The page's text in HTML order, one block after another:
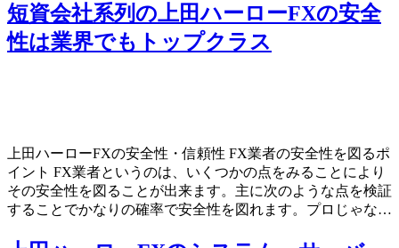
短資会社系列の上田ハーローFXの安全
性は業界でもトップクラス
上田ハーローFXの安全性・信頼性 FX業者の安全性を図るポ
イント FX業者というのは、いくつかの点をみることにより
その安全性を図ることが出来ます。主に次のような点を検証
することでかなりの確率で安全性を図れます。プロじゃな…